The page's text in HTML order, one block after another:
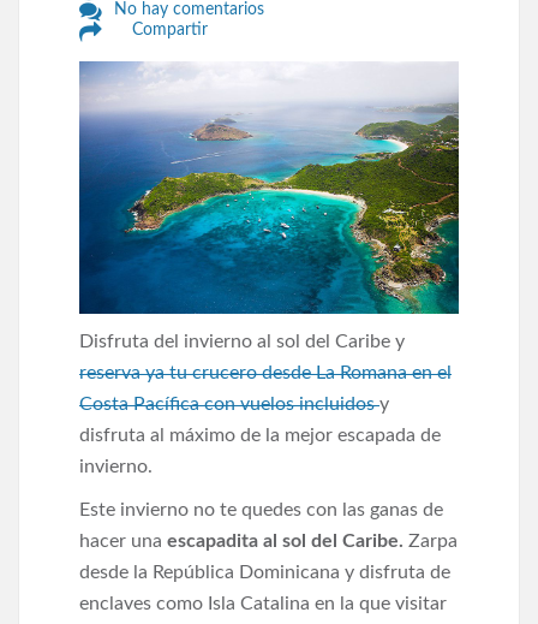
No hay comentarios
Compartir
Disfruta del invierno al sol del Caribe y
reserva ya tu crucero desde La Romana en el
Costa Pacífica con vuelos incluidosy
disfruta al máximo de la mejor escapada de
invierno.
Este invierno no te quedes con las ganas de
hacer una escapadita al sol del Caribe. Zarpa
desde la República Dominicana y disfruta de
enclaves como Isla Catalina en la que visitar